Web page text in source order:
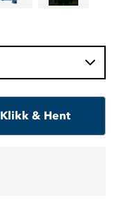
Klikk & Hent